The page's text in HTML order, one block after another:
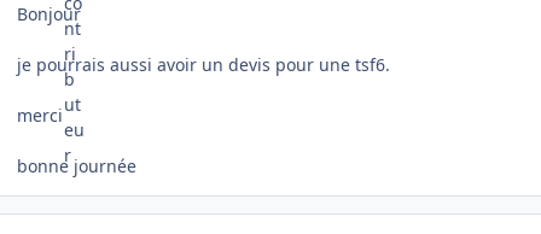
Bonjour
je pourrais aussi avoir un devis pour une tsf6.
merci
bonne journée